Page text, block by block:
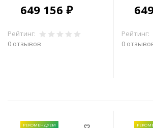
649 156 ₽
Рейтинг:
0 отзывов
Рейтинг:
0
РЕКОМЕНДУЕМ